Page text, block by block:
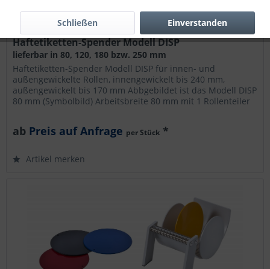
Haftetiketten-Spender Modell DISP
lieferbar in 80, 120, 180 bzw. 250 mm
Haftetiketten-Spender Modell DISP für innen- und
außengewickelte Rollen, innengewickelt bis 240 mm,
außengewickelt bis 170 mm Abbgebildet ist das Modell DISP
80 mm (Symbolbild) Arbeitsbreite 80 mm mit 1 Rollenteiler
ab Preis auf Anfrage per Stück *
Artikel merken
Einverstanden
Schließen